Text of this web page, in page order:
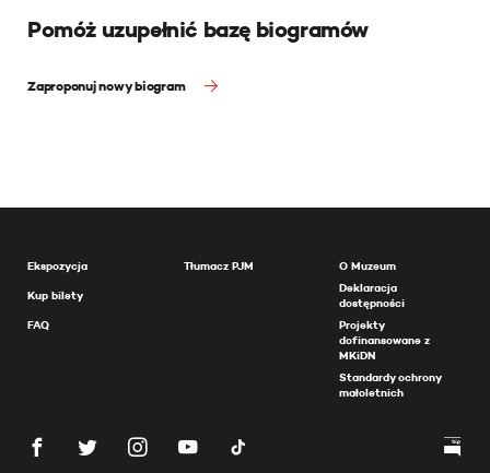
Pomóż uzupełnić bazę biogramów
Zaproponuj nowy biogram
Ekspozycja
Kup bilety
FAQ
Tłumacz PJM
O Muzeum
Deklaracja
dostępności
Projekty
dofinansowane z
MKiDN
Standardy ochrony
małoletnich